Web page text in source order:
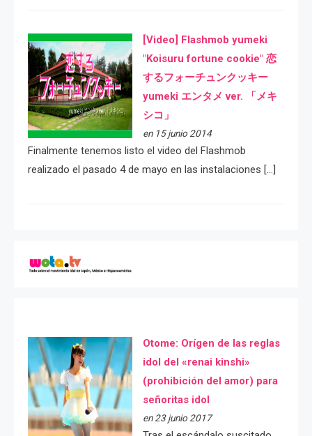
[Video] Flashmob yumeki
"Koisuru fortune cookie" 恋
するフォーチュンクッキー
yumeki エンタメ ver. 「メキ
シコ」
en 15 junio 2014
Finalmente tenemos listo el video del Flashmob
realizado el pasado 4 de mayo en las instalaciones […]
Otome: Orígen de las reglas
idol del «renai kinshi»
(prohibición del amor) para
señoritas idol
en 23 junio 2017